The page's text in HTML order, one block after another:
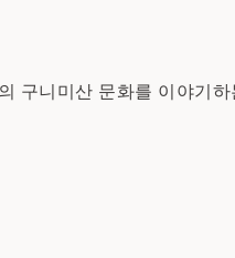
구니미산 문화를 이야기